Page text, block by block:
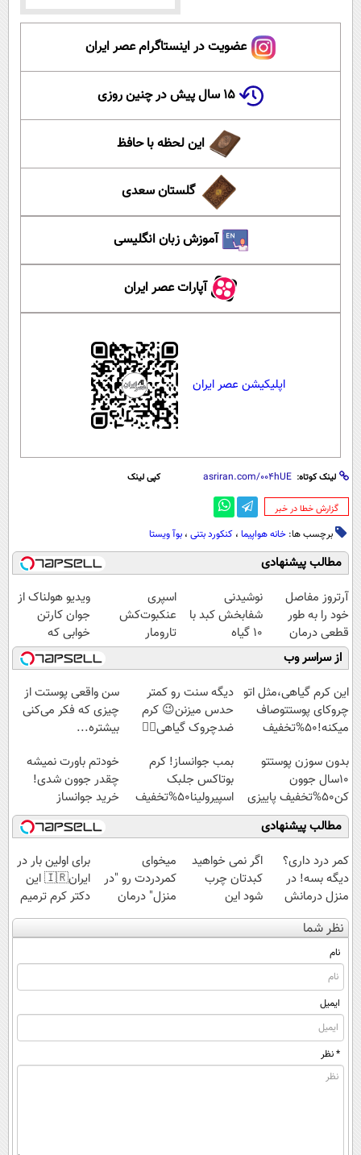
عضویت در اینستاگرام عصر ایران
۱۵ سال پیش در چنین روزی
این لحظه با حافظ
گلستان سعدی
آموزش زبان انگلیسی
آپارات عصر ایران
اپلیکیشن عصر ایران
لینک کوتاه: کپی لینک
‌گزارش خطا در خبر
برچسب ها: خانه هواپیما ، کنکورد بتنی ، بوآ ویستا
مطالب پیشنهادی
آرتروز مفاصل
خود را به طور
قطعی درمان
کنید!
◗پرسش‌نامه◖
نوشیدنی
شفابخش کبد با
10 گیاه
موثر(تخفیف تا
امشب)
اسپری
عنکبوت‌‌کش
تارومار
ازبین‌برنده انواع
عنکبوت
ویدیو هولناک از
جوان کارتن
خوابی که
میلیاردر شد.
آموزش رایگان
از سراسر وب
این کرم گیاهی،مثل اتو
چروکای پوستتوصاف
میکنه!50%تخفیف
دیگه سنت رو کمتر
حدس میزنن😉 کرم
ضدچروک گیاهی👈🏻
سن واقعی پوستت از
چیزی که فکر می‌کنی
بیشتره...
بدون سوزن پوستتو
10سال جوون
کن50%تخفیف پاییزی
بمب جوانساز! کرم
بوتاکس جلبک
اسپیرولینا50%تخفیف
خودتم باورت نمیشه
چقدر جوون شدی!
خرید جوانساز
اسپیرولینا با تخفیف
ویژه
مطالب پیشنهادی
کمر درد داری؟
دیگه بسه! در
منزل درمانش
کن
(◀پرسش‌نامه)
اگر نمی خواهید
کبدتان چرب
شود این
نوشیدنی خوش
طعم را بنوشید
میخوای
کمردردت رو "در
منزل" درمان
کنی؟ (◂فیلم +
◂پرسش‌نامه)
برای اولین بار در
ایران🇮🇷 این
دکتر کرم ترمیم
کننده 23 روزه
ساخت!
نظر شما
نام
ایمیل
* نظر